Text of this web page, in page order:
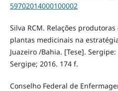
59702014000100002
Silva RCM. Relações
plantas medicinais na
Juazeiro /Bahia. [Tese].
Sergipe; 2016. 174 f.
Conselho Federal de